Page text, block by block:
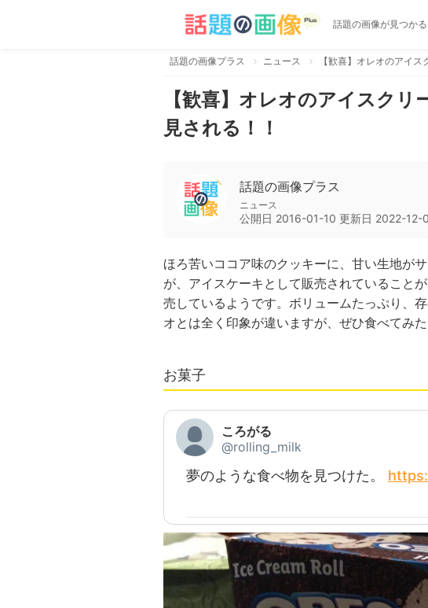
話題の画像が見つかる
話題の画像プラス ニュース 【歓喜】オレオのアイ
【歓喜】オレオのアイスク
見される！！
話題の画像プラス
ニュース
公開日 2016-01-10 更新日 2022-12-
ほろ苦いココア味のクッキーに、甘い生地が
が、アイスケーキとして販売されていること
売しているようです。ボリュームたっぷり、
オとは全く印象が違いますが、ぜひ食べてみた
お菓子
ころがる
@rolling_milk
夢のような食べ物を見つけた。